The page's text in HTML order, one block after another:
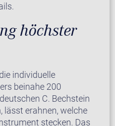
höchster
individuelle
beinahe 200
C. Bechstein
erahnen, welche
stecken. Das